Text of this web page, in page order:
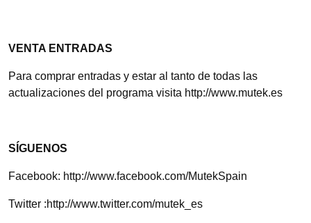
VENTA ENTRADAS
Para comprar entradas y estar al tanto de todas las
actualizaciones del programa visita http://www.mutek.es
SÍGUENOS
Facebook: http://www.facebook.com/MutekSpain
Twitter :http://www.twitter.com/mutek_es